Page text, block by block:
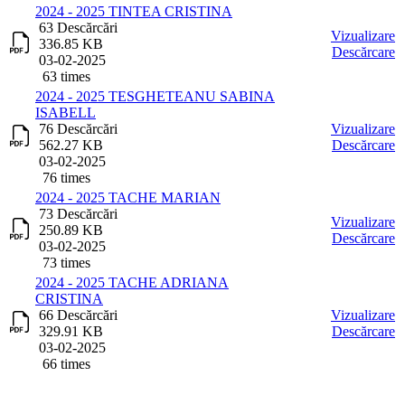
2024 - 2025 TINTEA CRISTINA
63 Descărcări
336.85 KB
03-02-2025
63 times
Vizualizare
Descărcare
2024 - 2025 TESGHETEANU SABINA
ISABELL
76 Descărcări
562.27 KB
03-02-2025
76 times
Vizualizare
Descărcare
2024 - 2025 TACHE MARIAN
73 Descărcări
250.89 KB
03-02-2025
73 times
Vizualizare
Descărcare
2024 - 2025 TACHE ADRIANA
CRISTINA
66 Descărcări
329.91 KB
03-02-2025
66 times
Vizualizare
Descărcare